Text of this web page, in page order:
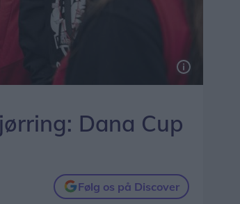
Dana Cup
Følg os på Discover